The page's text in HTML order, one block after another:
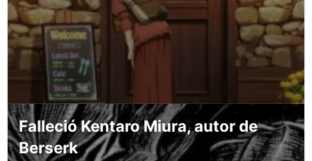
Falleció Kentaro Miura, autor de
Berserk